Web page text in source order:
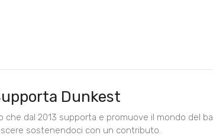
Dunkest
dal 2013 supporta e promuove il mondo del
sostenendoci con un contributo.